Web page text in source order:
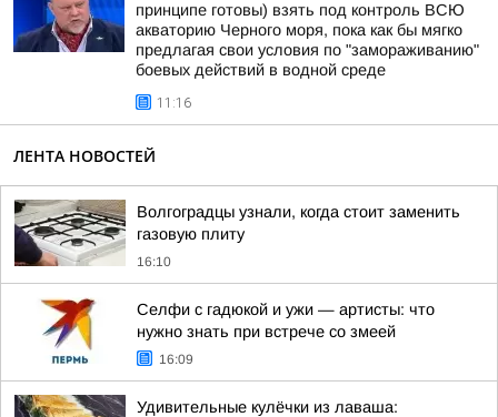
принципе готовы) взять под контроль ВСЮ
акваторию Черного моря, пока как бы мягко
предлагая свои условия по "замораживанию"
боевых действий в водной среде
11:16
ЛЕНТА НОВОСТЕЙ
Волгоградцы узнали, когда стоит заменить
газовую плиту
16:10
Селфи с гадюкой и ужи — артисты: что
нужно знать при встрече со змеей
16:09
Удивительные кулёчки из лаваша: